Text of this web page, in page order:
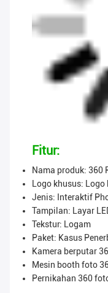
Fitur:
Nama produk: 360
Logo khusus:
Jenis: Interaktif
Tampilan: Layar
Tekstur: Logam
Paket: Kasus
Kamera berputar
Mesin booth foto
Pernikahan 360